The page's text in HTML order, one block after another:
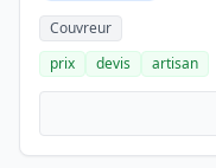
Couvreur
prix
devis artisan